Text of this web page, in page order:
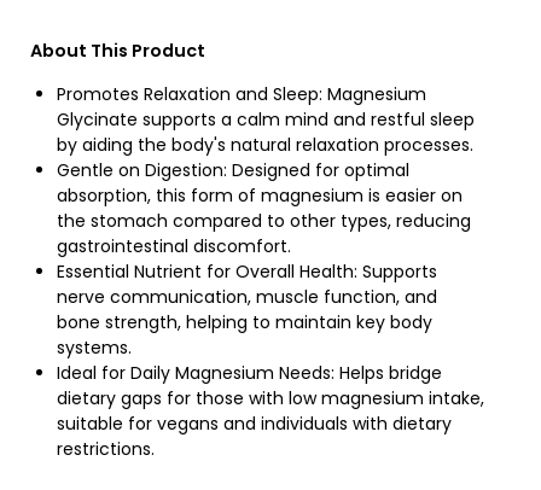
About This Product
Promotes Relaxation and Sleep: Magnesium
Glycinate supports a calm mind and restful sleep
by aiding the body's natural relaxation processes.
Gentle on Digestion: Designed for optimal
absorption, this form of magnesium is easier on
the stomach compared to other types, reducing
gastrointestinal discomfort.
Essential Nutrient for Overall Health: Supports
nerve communication, muscle function, and
bone strength, helping to maintain key body
systems.
Ideal for Daily Magnesium Needs: Helps bridge
dietary gaps for those with low magnesium intake,
suitable for vegans and individuals with dietary
restrictions.